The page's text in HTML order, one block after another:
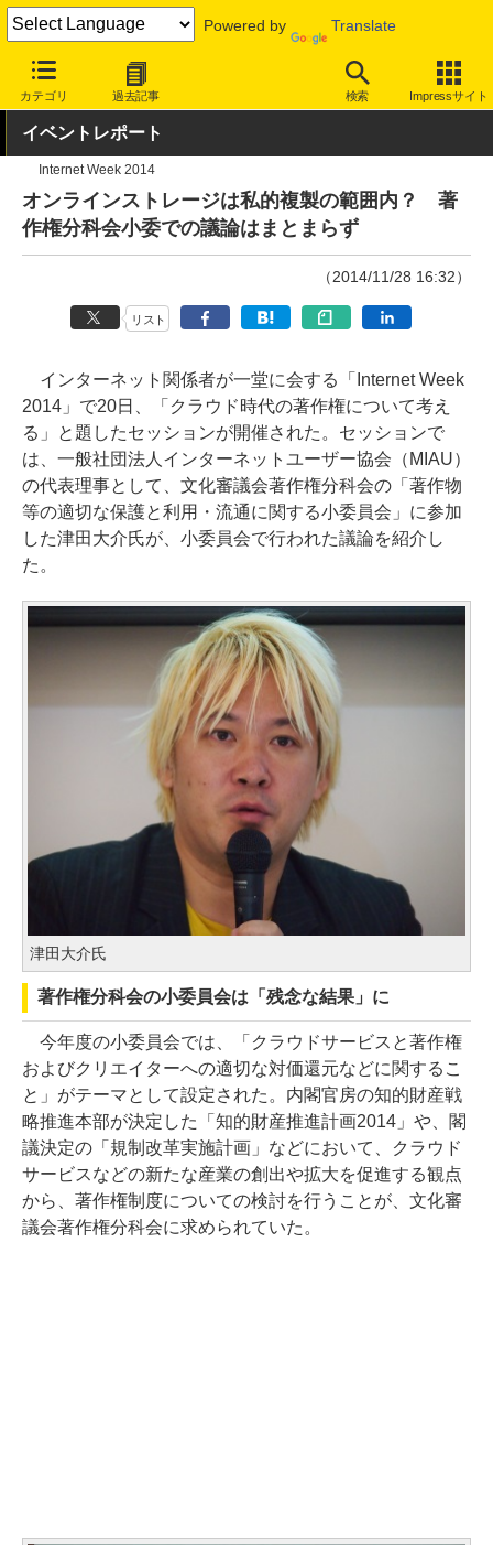
Powered by Translate
カテゴリ 過去記事 検索 Impressサイト
INTERNET Watch トピック 著作権・知財
イベントレポート
Internet Week 2014
オンラインストレージは私的複製の範囲内？ 著
作権分科会小委での議論はまとまらず
（2014/11/28 16:32）
リスト
インターネット関係者が一堂に会する「Internet Week
2014」で20日、「クラウド時代の著作権について考え
る」と題したセッションが開催された。セッションで
は、一般社団法人インターネットユーザー協会（MIAU）
の代表理事として、文化審議会著作権分科会の「著作物
等の適切な保護と利用・流通に関する小委員会」に参加
した津田大介氏が、小委員会で行われた議論を紹介し
た。
津田大介氏
著作権分科会の小委員会は「残念な結果」に
今年度の小委員会では、「クラウドサービスと著作権
およびクリエイターへの適切な対価還元などに関するこ
と」がテーマとして設定された。内閣官房の知的財産戦
略推進本部が決定した「知的財産推進計画2014」や、閣
議決定の「規制改革実施計画」などにおいて、クラウド
サービスなどの新たな産業の創出や拡大を促進する観点
から、著作権制度についての検討を行うことが、文化審
議会著作権分科会に求められていた。